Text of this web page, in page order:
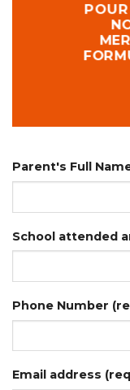
Parent's Full
School attended
Phone Number
Email address